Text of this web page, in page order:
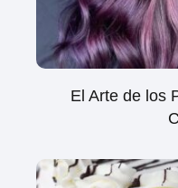
El Arte de los